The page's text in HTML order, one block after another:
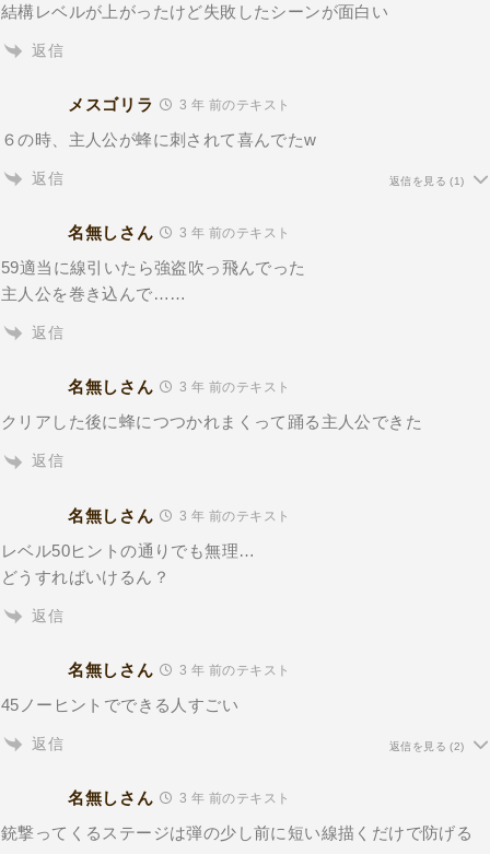
結構レベルが上がったけど失敗したシーンが面白い
返信
メスゴリラ 3 年 前のテキスト
６の時、主人公が蜂に刺されて喜んでたw
返信 返信を見る (1)
名無しさん 3 年 前のテキスト
59適当に線引いたら強盗吹っ飛んでった
主人公を巻き込んで……
返信
名無しさん 3 年 前のテキスト
クリアした後に蜂につつかれまくって踊る主人公できた
返信
名無しさん 3 年 前のテキスト
レベル50ヒントの通りでも無理…
どうすればいけるん？
返信
名無しさん 3 年 前のテキスト
45ノーヒントでできる人すごい
返信 返信を見る (2)
名無しさん 3 年 前のテキスト
銃撃ってくるステージは弾の少し前に短い線描くだけで防げる